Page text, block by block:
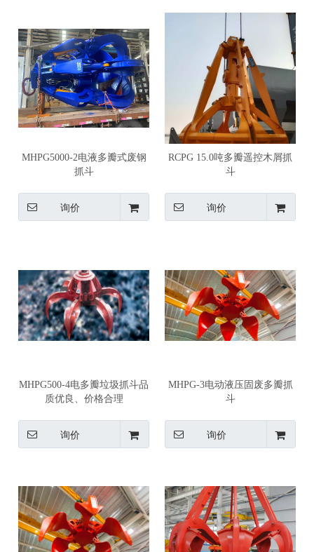
MHPG5000-2电液多瓣式废钢
抓斗
询价
RCPG 15.0吨多瓣遥控木屑抓
斗
询价
MHPG500-4电多瓣垃圾抓斗品
质优良、价格合理
询价
MHPG-3电动液压固废多瓣抓
斗
询价